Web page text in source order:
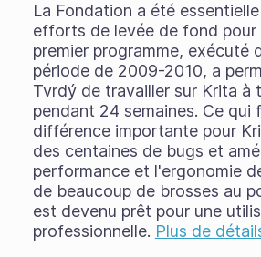
La Fondation a été
efforts de levée de fond pour
premier programme, exécuté
période de 2009-2010, a
Tvrdý de travailler sur Krita à
pendant 24 semaines. Ce qui
différence importante pour
des centaines de bugs et
performance et l'ergonomie
de beaucoup de brosses au
est devenu prêt pour une
professionnelle. Plus de